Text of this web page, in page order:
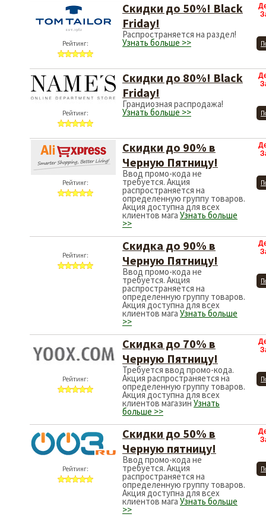
Рейтинг:
Скидки до 50%! Black
Friday!
Распространяется на раздел!
Узнать больше >>
Рейтинг:
Скидки до 80%! Black
Friday!
Грандиозная распродажа!
Узнать больше >>
Рейтинг:
Скидки до 90% в
Черную Пятницу!
Ввод промо-кода не
требуется. Акция
распространяется на
определенную группу товаров.
Акция доступна для всех
клиентов мага Узнать больше
>>
Рейтинг:
Скидка до 90% в
Черную Пятницу!
Ввод промо-кода не
требуется. Акция
распространяется на
определенную группу товаров.
Акция доступна для всех
клиентов мага Узнать больше
>>
Рейтинг:
Скидка до 70% в
Черную Пятницу!
Требуется ввод промо-кода.
Акция распространяется на
определенную группу товаров.
Акция доступна для всех
клиентов магазин Узнать
больше >>
Рейтинг:
Скидки до 50% в
Черную пятницу!
Ввод промо-кода не
требуется. Акция
распространяется на
определенную группу товаров.
Акция доступна для всех
клиентов мага Узнать больше
>>